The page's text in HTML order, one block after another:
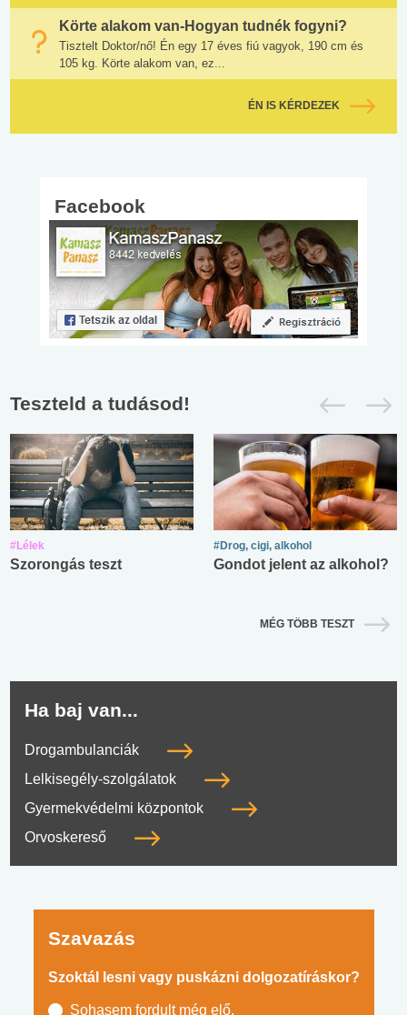
Körte alakom van-Hogyan tudnék fogyni?
Tisztelt Doktor/nő! Én egy 17 éves fiú vagyok, 190 cm és
105 kg. Körte alakom van, ez...
ÉN IS KÉRDEZEK
Facebook
Teszteld a tudásod!
#Lélek
Szorongás teszt
#Drog, cigi, alkohol
Gondot jelent az alkohol?
MÉG TÖBB TESZT
Ha baj van...
Drogambulanciák
Lelkisegély-szolgálatok
Gyermekvédelmi központok
Orvoskereső
Szavazás
Szoktál lesni vagy puskázni dolgozatíráskor?
Sohasem fordult még elő.